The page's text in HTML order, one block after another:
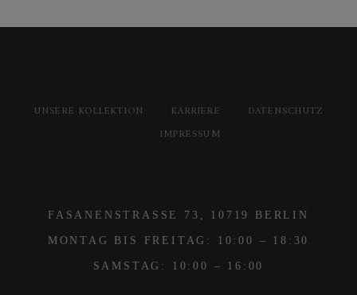
UNSERE KOLLEKTION KARRIERE
DATENSCHUTZ
IMPRESSUM
FASANENSTRASSE 73, 10719 BERLIN
MONTAG BIS FREITAG: 10:00 – 18:30
SAMSTAG: 10:00 – 16:00